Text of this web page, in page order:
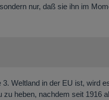
nur, daß sie ihn im
Weltland in der EU ist, wird
heben, nachdem seit 1916